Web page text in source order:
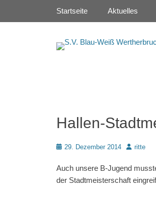
Primäres Menü
Startseite Aktuelles
Hallen-
Posted
29. Dezember 2014 Autor
ritte
Auch unsere B-Jugend
der Stadtmeisterschaft